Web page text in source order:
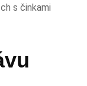
s činkami